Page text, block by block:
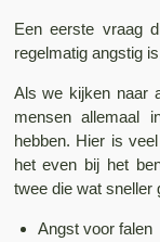
Een eerste vraag
regelmatig angstig
Als we kijken naar
mensen allemaal
hebben. Hier is
het even bij het
twee die wat sneller
Angst voor falen